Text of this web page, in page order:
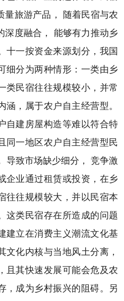
量旅游产品， 随着民宿与农
深度融合， 能够有力推动乡
十一按资金来源划分，我国
细分为两种情形：一类由乡
类民宿往往规模较小，并常
涵，属于农户自主经营型。
自建房屋构造等难以符合特
同一地区农户自主经营型民
导致市场缺少细分， 竞争激
企业通过租赁或投资，在乡
往往规模较大，并以民宿本
这类民宿存在所造成的问题
建立在消费主义潮流文化基
文化内核与当地风土分离，
且其快速发展可能会危及农
，成为乡村振兴的阻碍。另